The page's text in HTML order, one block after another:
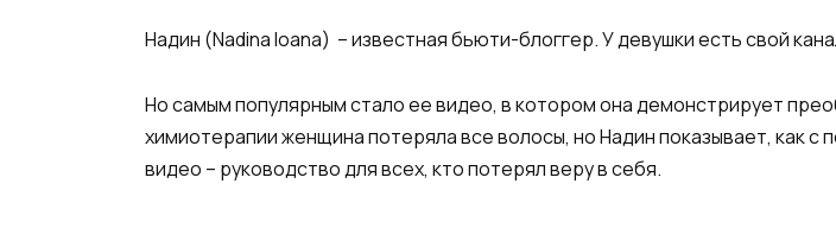
Надин (Nadina Ioana) – известная бьюти-блоггер. У девушки есть свой
Но самым популярным стало ее видео, в котором она демонстрирует
химиотерапии женщина потеряла все волосы, но Надин показывает,
видео – руководство для всех, кто потерял веру в себя.